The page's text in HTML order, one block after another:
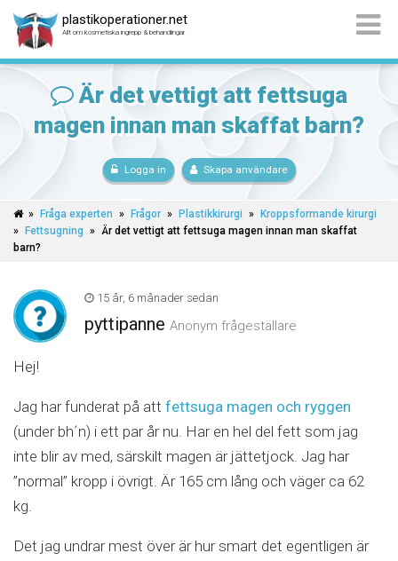
plastikoperationer.net
Allt om kosmetiska ingrepp & behandlingar
Är det vettigt att fettsuga
magen innan man skaffat barn?
Logga in Skapa användare
» Fråga experten » Frågor » Plastikkirurgi »
Kroppsformande kirurgi
»
Fettsugning » Är det vettigt att fettsuga magen innan man skaffat
barn?
15 år, 6 månader sedan
pyttipanne Anonym frågeställare
Hej!
Jag har funderat på att fettsuga magen och ryggen
(under bh´n) i ett par år nu. Har en hel del fett som jag
inte blir av med, särskilt magen är jättetjock. Jag har
”normal” kropp i övrigt. Är 165 cm lång och väger ca 62
kg.
Det jag undrar mest över är hur smart det egentligen är